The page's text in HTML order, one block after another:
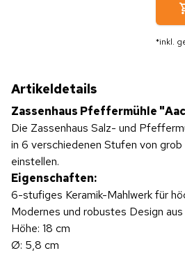
*inkl.
Artikeldetails
Zassenhaus Pfeffermühle
Die Zassenhaus Salz- und
in 6 verschiedenen Stufen von grob
einstellen.
Eigenschaften:
6-stufiges Keramik-Mahlwerk für
Modernes und robustes Design
Höhe: 18 cm
Ø: 5,8 cm